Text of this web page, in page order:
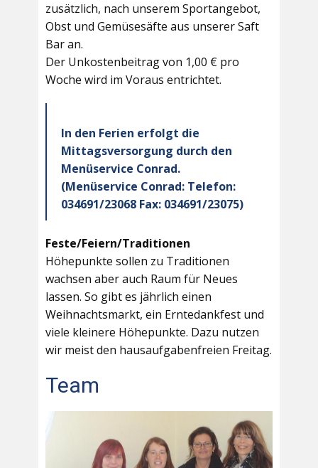
zusätzlich, nach unserem Sportangebot,
Obst und Gemüsesäfte aus unserer Saft
Bar an.
Der Unkostenbeitrag von 1,00 € pro
Woche wird im Voraus entrichtet.
In den Ferien erfolgt die
Mittagsversorgung durch den
Menüservice Conrad.
(Menüservice Conrad: Telefon:
034691/23068 Fax: 034691/23075)
Feste/Feiern/Traditionen
Höhepunkte sollen zu Traditionen
wachsen aber auch Raum für Neues
lassen. So gibt es jährlich einen
Weihnachtsmarkt, ein Erntedankfest und
viele kleinere Höhepunkte. Dazu nutzen
wir meist den hausaufgabenfreien Freitag.
Team